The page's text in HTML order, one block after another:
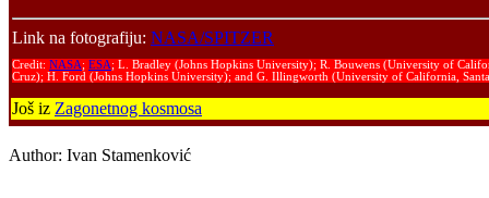
Link na fotografiju: NASA/SPITZER
Credit: NASA; ESA; L. Bradley (Johns Hopkins University); R. Bouwens (University of
Cruz); H. Ford (Johns Hopkins University); and G. Illingworth (University of California,
Još iz Zagonetnog kosmosa
Author: Ivan Stamenković